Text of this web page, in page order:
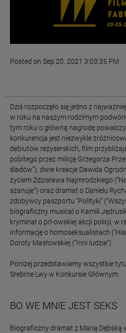
Posted on Sep 20, 2021 3:03:35 PM
Dziś rozpoczęło się jedno z
w roku na naszym rodzimym
tym roku o główną nagrodę
konkurencja jest niezwykle
debiutów reżyserskich, film
pobitego przez milicję Grzegorza
śladów”), dwie kreacje Dawida
życiem Zdzisława Najmrodzkiego
szanuje”) oraz dramat o Danielu
zdobywcy paszportu “Polityki”
biograficzny musical o Kamili
kryminał o prl-owskiej akcji policji, w
informację o homoseksualistach
Doroty Masłowskiej (“Inni ludzie”).
Poniżej przedstawiamy wszystkie
Srebrne Lwy w Konkursie Głównym.
BO WE MNIE JEST SEKS
Biograficzny dramat z Marią Dębską